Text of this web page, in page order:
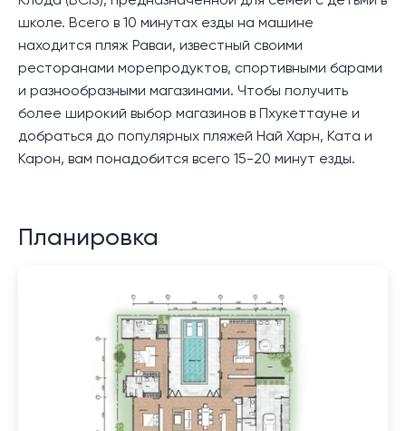
школе. Всего в 10 минутах езды на машине
находится пляж Раваи, известный своими
ресторанами морепродуктов, спортивными барами
и разнообразными магазинами. Чтобы получить
более широкий выбор магазинов в Пхукеттауне и
добраться до популярных пляжей Най Харн, Ката и
Карон, вам понадобится всего 15-20 минут езды.
Планировка